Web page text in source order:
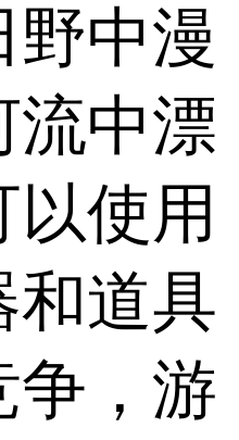
中漫
流中漂
使用
和道具
争，游